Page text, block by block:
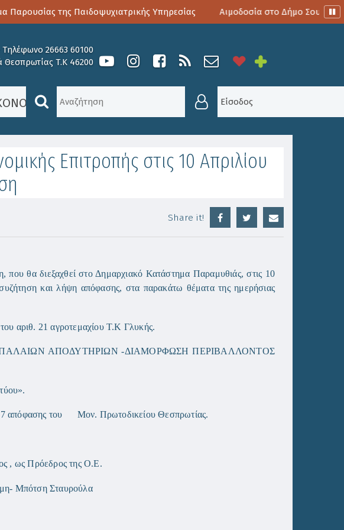
της Παιδοψυχιατρικής Υπηρεσίας Αιμοδοσία στο Δήμο Σουλίου
Τηλέφωνο 26663 60100
Τ.Κ 46200
ΕΠΙΤΡΟΠΉ ΠΡΌΣΚΛΗΣΗ ΣΎΓΚΛΗΣΗΣ ΟΙΚΟΝΟΜΙΚΉΣ
Είσοδος
Επιτροπής στις 10 Απριλίου
Share it!
που θα διεξαχθεί στο Δημαρχιακό Κατάστημα Παραμυθιάς, στις 10
και λήψη απόφασης, στα παρακάτω θέματα της ημερήσιας
αριθ. 21 αγροτεμαχίου Τ.Κ Γλυκής.
ΠΑΛΑΙΩΝ ΑΠΟΔΥΤΗΡΙΩΝ -ΔΙΑΜΟΡΦΩΣΗ ΠΕΡΙΒΑΛΛΟΝΤΟΣ
απόφασης του Μον. Πρωτοδικείου Θεσπρωτίας.
, ως Πρόεδρος της Ο.Ε.
Μπότση Σταυρούλα